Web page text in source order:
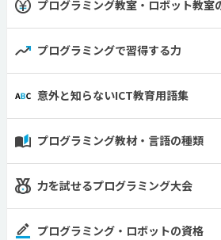
プログラミング教室・ロボット教室
プログラミングで習得する力
意外と知らないICT教育用語集
プログラミング教材・言語の種類
力を試せるプログラミング大会
プログラミング・ロボットの資格